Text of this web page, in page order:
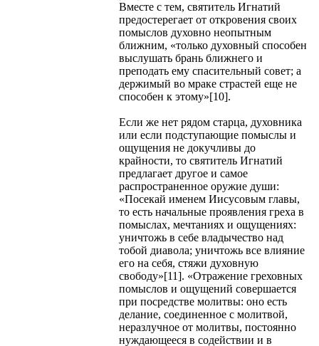
Вместе с тем, святитель Игнатий
предостерегает от откровения своих
помыслов духовно неопытным
ближним, «только духовный способен
выслушать брань ближнего и
преподать ему спасительный совет; а
держимый во мраке страстей еще не
способен к этому»[10].
Если же нет рядом старца, духовника
или если подступающие помыслы и
ощущения не докучливы до
крайности, то святитель Игнатий
предлагает другое и самое
распространенное оружие души:
«Посекай именем Иисусовым главы,
то есть начальные проявления греха в
помыслах, мечтаниях и ощущениях:
уничтожь в себе владычество над
тобой диавола; уничтожь все влияние
его на себя, стяжи духовную
свободу»[11]. «Отражение греховных
помыслов и ощущений совершается
при посредстве молитвы: оно есть
делание, соединенное с молитвой,
неразлучное от молитвы, постоянно
нуждающееся в содействии и в